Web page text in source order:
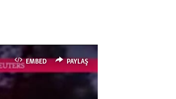
EMBED PAYLAŞ